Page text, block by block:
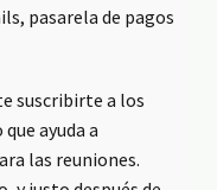
pasarela de pagos
suscribirte a los
ayuda a
las reuniones.